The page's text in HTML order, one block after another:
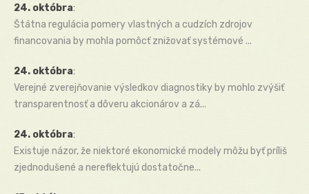
24. októbra:
Štátna regulácia pomery vlastných a cudzích zdrojov
financovania by mohla pomôcť znižovať systémové ...
24. októbra:
Verejné zverejňovanie výsledkov diagnostiky by mohlo zvýšiť
transparentnosť a dôveru akcionárov a zá...
24. októbra:
Existuje názor, že niektoré ekonomické modely môžu byť príliš
zjednodušené a nereflektujú dostatočne...